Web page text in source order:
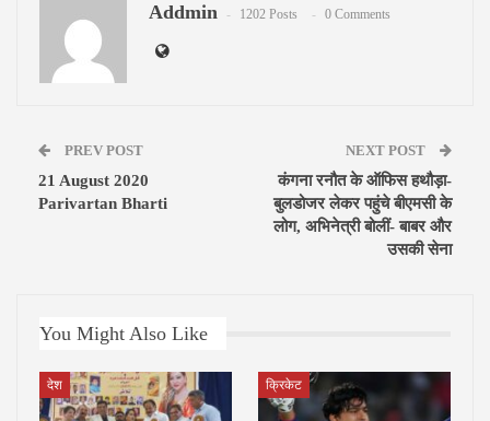
Addmin 1202 Posts 0 Comments
PREV POST
21 August 2020
Parivartan Bharti
NEXT POST
कंगना रनौत के ऑफिस हथौड़ा-
बुलडोजर लेकर पहुंचे बीएमसी के
लोग, अभिनेत्री बोलीं- बाबर और
उसकी सेना
You Might Also Like
देश क्रिकेट